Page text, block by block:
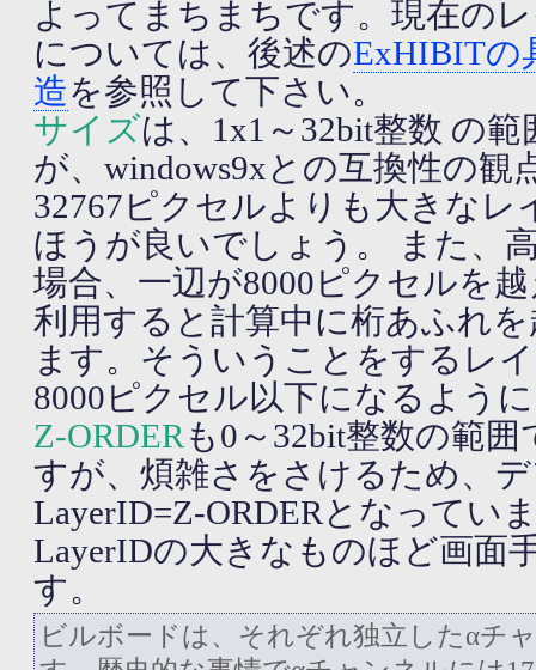
よってまちまちです。現在の
については、後述のExHIBITの
造を参照して下さい。
サイズは、1x1～32bit整数 の
が、windows9xとの互換性の観
32767ピクセルよりも大きなレ
ほうが良いでしょう。 また、
場合、一辺が8000ピクセルを
利用すると計算中に桁あふれ
ます。そういうことをするレ
8000ピクセル以下になるよう
Z-ORDERも0～32bit整数の範
すが、煩雑さをさけるため、
LayerID=Z-ORDERとなってい
LayerIDの大きなものほど画面
す。
ビルボードは、それぞれ独立したαチ